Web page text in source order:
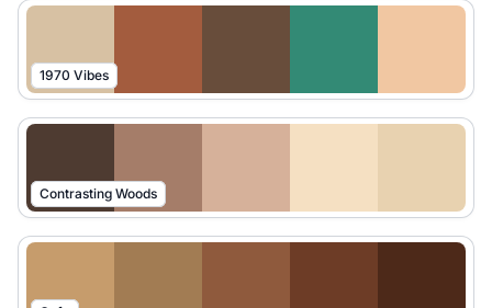
1970 Vibes
Contrasting Woods